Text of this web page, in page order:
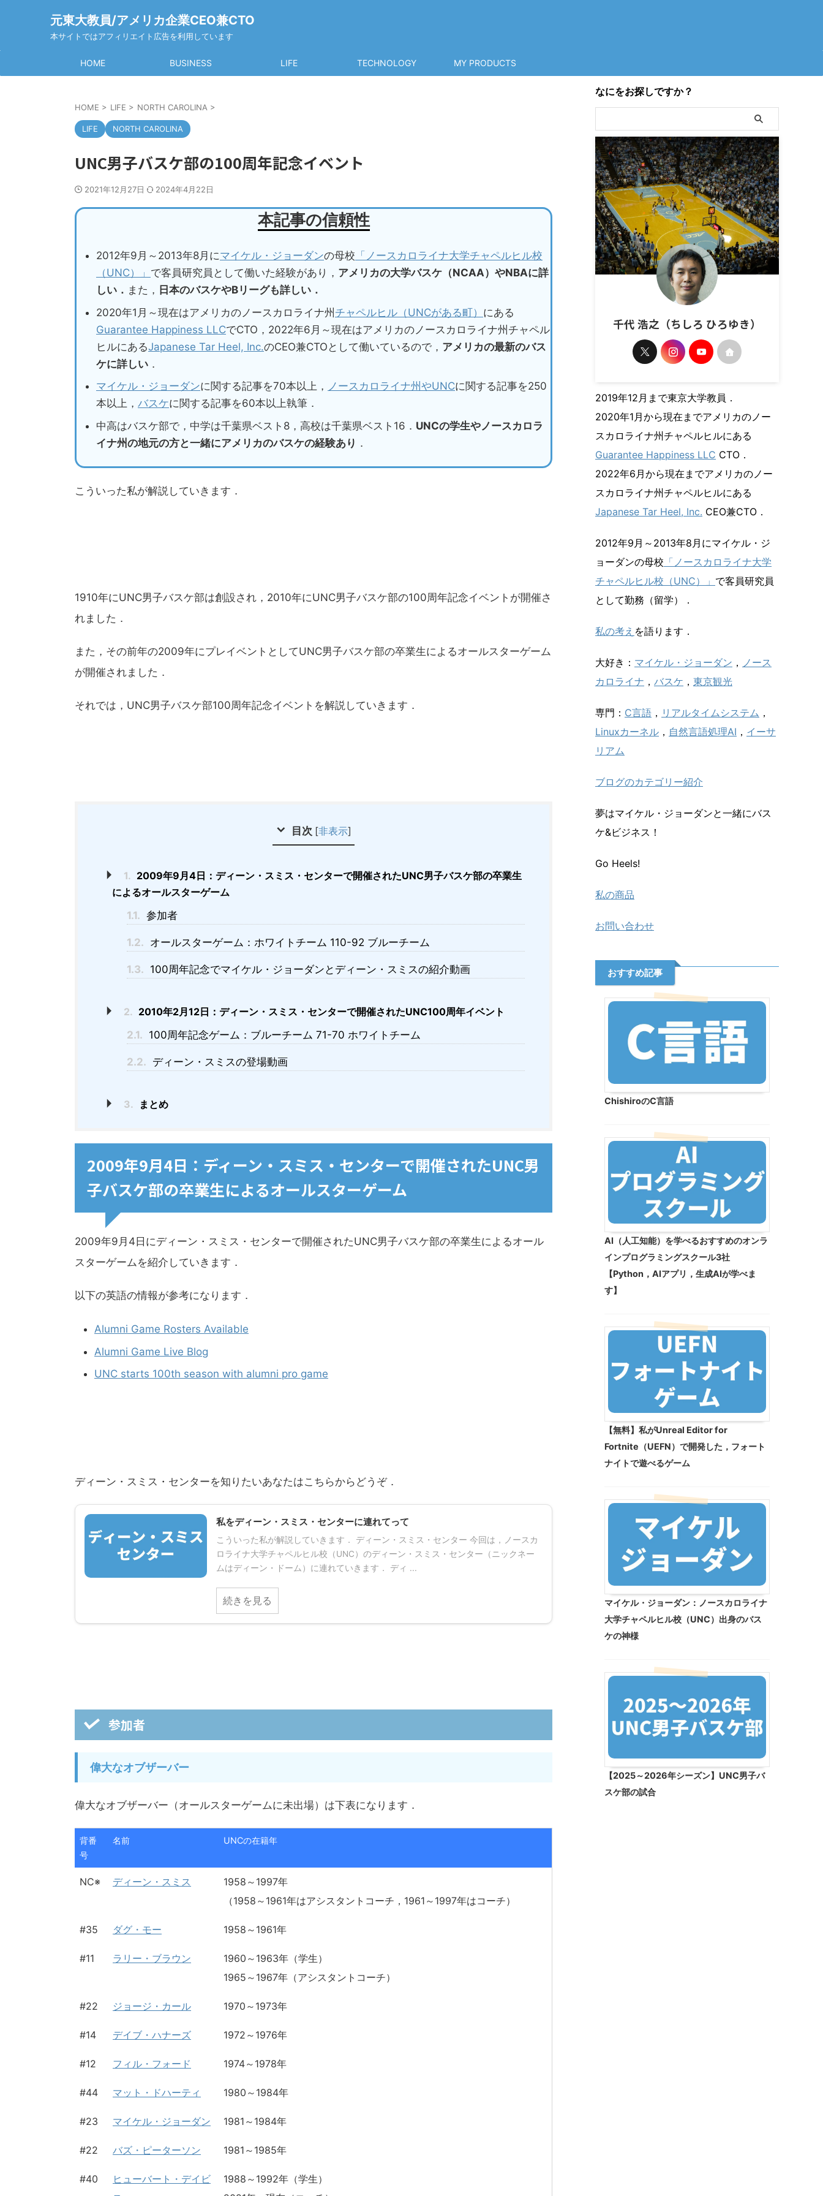
元東大教員/アメリカ企業CEO兼CTO
本サイトではアフィリエイト広告を利用しています
HOME BUSINESS LIFE TECHNOLOGY MY PRODUCTS
HOME > LIFE > NORTH CAROLINA >
LIFE NORTH CAROLINA
UNC男子バスケ部の100周年記念イベント
2021年12月27日 2024年4月22日
本記事の信頼性
2012年9月～2013年8月にマイケル・ジョーダンの母校 「ノースカロライナ大学チャペルヒル校
（UNC）」 で客員研究員として働いた経験があり， アメリカの大学バスケ（NCAA）やNBAに詳
しい． また， 日本のバスケやBリーグも詳しい．
2020年1月～現在はアメリカのノースカロライナ州 チャペルヒル（UNCがある町） にある
Guarantee Happiness LLCでCTO，2022年6月～現在はアメリカのノースカロライナ州チャペル
ヒルにあるJapanese Tar Heel, Inc.のCEO兼CTOとして働いているので， アメリカの最新のバス
ケに詳しい ．
マイケル・ジョーダンに関する記事を70本以上， ノースカロライナ州やUNCに関する記事を250
本以上， バスケに関する記事を60本以上執筆．
中高はバスケ部で，中学は千葉県ベスト8，高校は千葉県ベスト16． UNCの学生やノースカロラ
イナ州の地元の方と一緒にアメリカのバスケの経験あり ．
こういった私が解説していきます．
1910年にUNC男子バスケ部は創設され，2010年にUNC男子バスケ部の100周年記念イベントが開催さ
れました．
また，その前年の2009年にプレイベントとしてUNC男子バスケ部の卒業生によるオールスターゲーム
が開催されました．
それでは，UNC男子バスケ部100周年記念イベントを解説していきます．
目次 [非表示]
1. 2009年9月4日：ディーン・スミス・センターで開催されたUNC男子バスケ部の卒業生
によるオールスターゲーム
1.1. 参加者
1.2. オールスターゲーム：ホワイトチーム 110-92 ブルーチーム
1.3. 100周年記念でマイケル・ジョーダンとディーン・スミスの紹介動画
2. 2010年2月12日：ディーン・スミス・センターで開催されたUNC100周年イベント
2.1. 100周年記念ゲーム：ブルーチーム 71-70 ホワイトチーム
2.2. ディーン・スミスの登場動画
3. まとめ
2009年9月4日：ディーン・スミス・センターで開催されたUNC男
子バスケ部の卒業生によるオールスターゲーム
2009年9月4日にディーン・スミス・センターで開催されたUNC男子バスケ部の卒業生によるオール
スターゲームを紹介していきます．
以下の英語の情報が参考になります．
Alumni Game Rosters Available
Alumni Game Live Blog
UNC starts 100th season with alumni pro game
ディーン・スミス・センターを知りたいあなたはこちらからどうぞ．
私をディーン・スミス・センターに連れてって
こういった私が解説していきます． ディーン・スミス・センター 今回は，ノースカ
ロライナ大学チャペルヒル校（UNC）のディーン・スミス・センター（ニックネー
ムはディーン・ドーム）に連れていきます． ディ ...
続きを見る
参加者
偉大なオブザーバー
偉大なオブザーバー（オールスターゲームに未出場）は下表になります．
背番
号
名前 UNCの在籍年
NC※ ディーン・スミス
1958～1997年
（1958～1961年はアシスタントコーチ，1961～1997年はコーチ）
#35 ダグ・モー 1958～1961年
#11 ラリー・ブラウン
1960～1963年（学生）
1965～1967年（アシスタントコーチ）
#22 ジョージ・カール 1970～1973年
#14 デイブ・ハナーズ 1972～1976年
#12 フィル・フォード 1974～1978年
#44 マット・ドハーティ 1980～1984年
#23 マイケル・ジョーダン 1981～1984年
#22 バズ・ピーターソン 1981～1985年
#40
ヒューバート・デイビ
1988～1992年（学生）
なにをお探しですか？
千代 浩之（ちしろ ひろゆき）
2019年12月まで東京大学教員．
2020年1月から現在までアメリカのノー
スカロライナ州チャペルヒルにある
Guarantee Happiness LLC CTO．
2022年6月から現在までアメリカのノー
スカロライナ州チャペルヒルにある
Japanese Tar Heel, Inc. CEO兼CTO．
2012年9月～2013年8月にマイケル・ジ
ョーダンの母校 「ノースカロライナ大学
チャペルヒル校（UNC）」 で客員研究員
として勤務（留学）．
私の考え を語ります．
大好き： マイケル・ジョーダン ， ノース
カロライナ ， バスケ ， 東京観光
専門： C言語 ， リアルタイムシステム ，
Linuxカーネル ， 自然言語処理AI ， イーサ
リアム
ブログのカテゴリー紹介
夢はマイケル・ジョーダンと一緒にバス
ケ&ビジネス！
Go Heels!
私の商品
お問い合わせ
おすすめ記事
ChishiroのC言語
AI（人工知能）を学べるおすすめのオンラ
インプログラミングスクール3社
【Python，AIアプリ，生成AIが学べま
す】
【無料】私がUnreal Editor for
Fortnite（UEFN）で開発した，フォート
ナイトで遊べるゲーム
マイケル・ジョーダン：ノースカロライナ
大学チャペルヒル校（UNC）出身のバス
ケの神様
【2025～2026年シーズン】UNC男子バ
スケ部の試合